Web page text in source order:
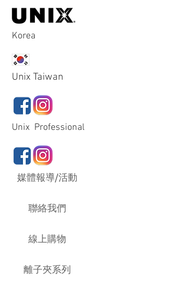
Korea
Unix Taiwan
Unix Professional
媒體報導/活動
聯絡我們
線上購物
離子夾系列